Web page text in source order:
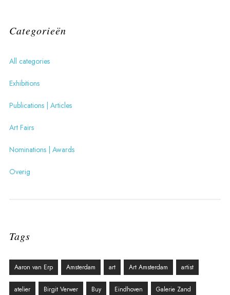
Categorieën
All categories
Exhibitions
Publications | Articles
Art Fairs
Nominations | Awards
Overig
Tags
Aaron van Erp Amsterdam art Art Amsterdam artist
atelier Birgit Verwer Buy Eindhoven Galerie Zand